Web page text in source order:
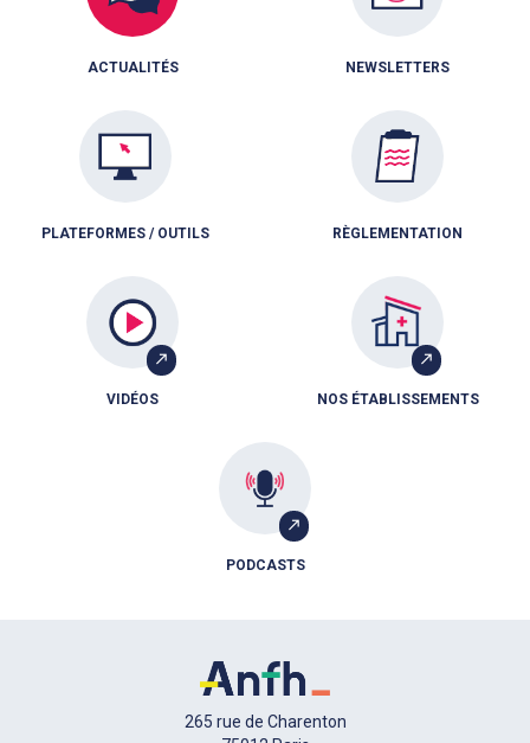
ACTUALITÉS NEWSLETTERS
PLATEFORMES / OUTILS RÈGLEMENTATION
VIDÉOS NOS ÉTABLISSEMENTS
PODCASTS
265 rue de Charenton